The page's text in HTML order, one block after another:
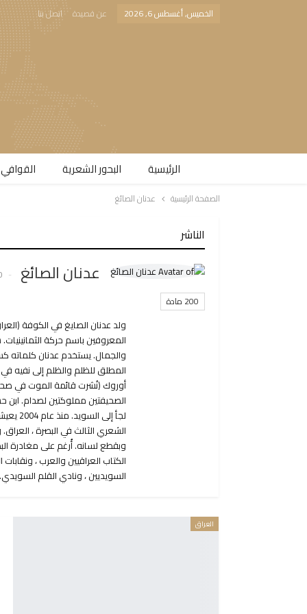
الخميس, أغسطس 6, 2026 عن قصيدة اتصل بنا
الرئيسية البحور الشعرية​
الصفحة الرئيسية عدنان الصائغ
الناشر
عدنان الصائغ
200 مادة
المعروفين باسم حركة
الصحيفتين مملوكتين لصدام. ابن
الشعري الثالث في البصرة ،
وبقطع لسانه. أُرغم على مغادرة
الكتاب العراقيين والعرب ،
السويديين ، ونادي القلم السويدي.
العراق